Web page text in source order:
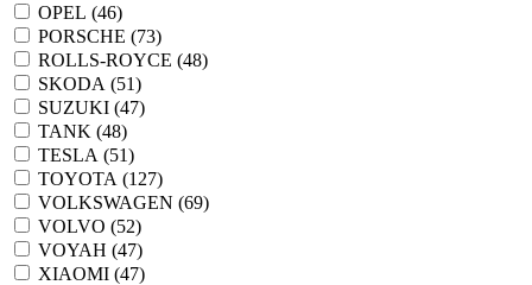
OPEL (46)
PORSCHE (73)
ROLLS-ROYCE (48)
SKODA (51)
SUZUKI (47)
TANK (48)
TESLA (51)
TOYOTA (127)
VOLKSWAGEN (69)
VOLVO (52)
VOYAH (47)
XIAOMI (47)